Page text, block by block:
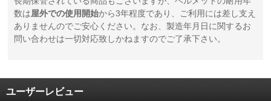
数は屋外での使用開始から3年程度であり、ご利用には差し支え
ありませんのでご安心ください。なお、製造年月日に関するお
問い合わせは一切対応致しかねますのでご了承下さい。
ユーザーレビュー